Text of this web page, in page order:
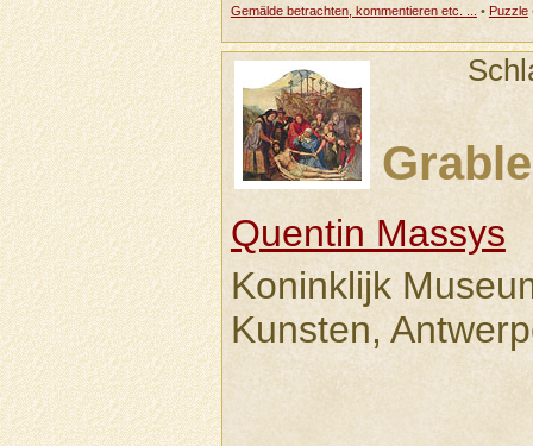
Gemälde betrachten, kommentieren etc. ... • Puzzle
Quentin Massys
Koninklijk
Kunsten,